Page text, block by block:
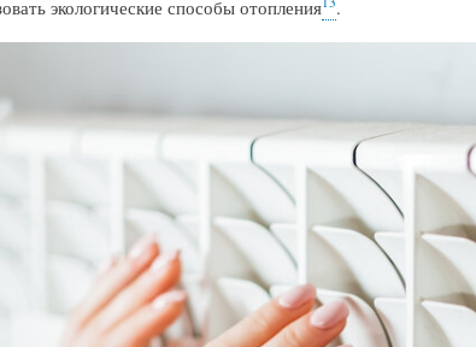
экологические способы отопления
.